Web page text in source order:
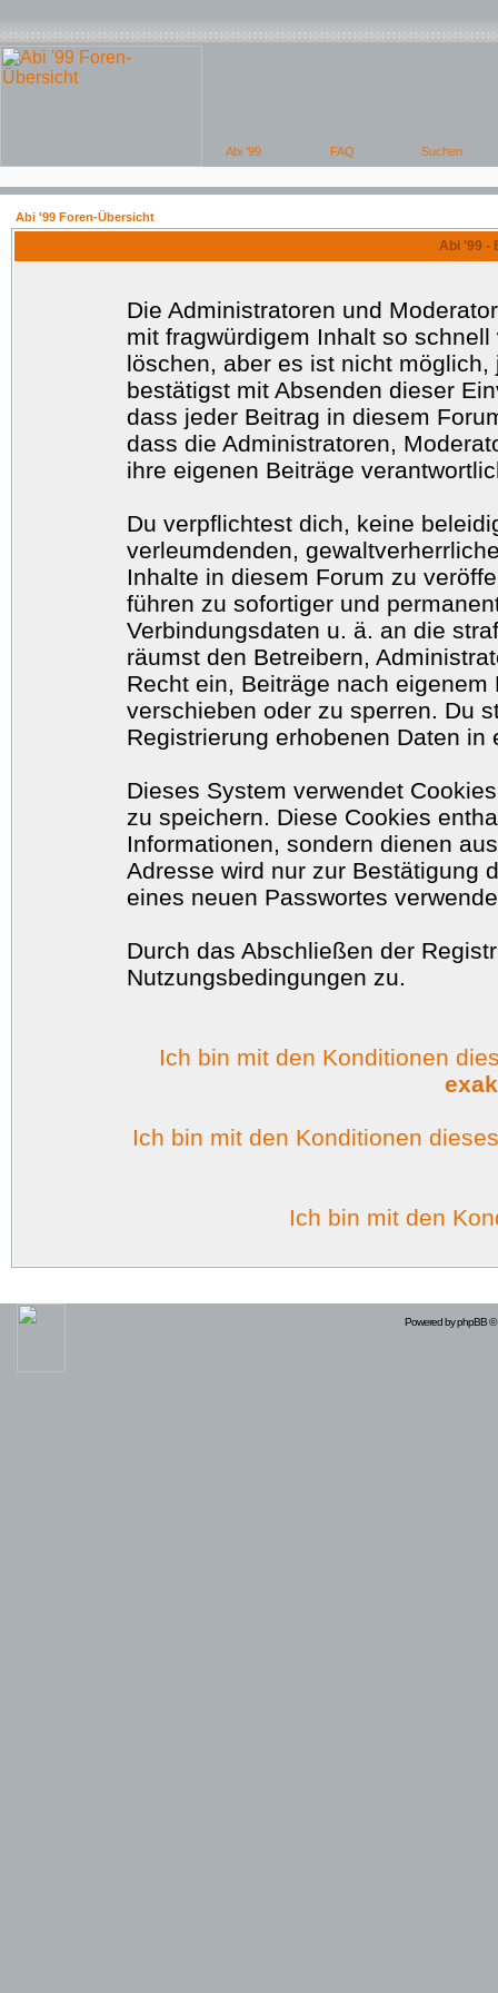
Abi '99 Foren-Übersicht
Abi '99 -
Die Administratoren und
mit fragwürdigem Inhalt so
löschen, aber es ist nicht
bestätigst mit Absenden dieser
dass jeder Beitrag in diesem
dass die Administratoren,
ihre eigenen Beiträge
Du verpflichtest dich, keine
verleumdenden,
Inhalte in diesem Forum zu
führen zu sofortiger und
Verbindungsdaten u. ä. an die
räumst den Betreibern,
Recht ein, Beiträge nach
verschieben oder zu sperren. Du
Registrierung erhobenen Daten
Dieses System verwendet
zu speichern. Diese Cookies
Informationen, sondern dienen
Adresse wird nur zur Bestätigung
eines neuen Passwortes
Durch das Abschließen der
Nutzungsbedingungen zu.
Ich bin mit den Konditionen
Ich bin mit den Konditionen
Ich bin mit den
Powered byphpBB©